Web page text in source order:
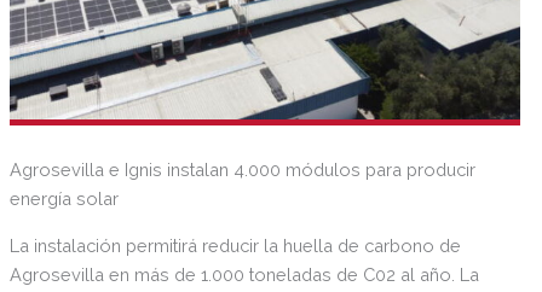
Agrosevilla e Ignis instalan 4.000 módulos para producir
energía solar
La instalación permitirá reducir la huella de carbono de
Agrosevilla en más de 1.000 toneladas de C02 al año. La